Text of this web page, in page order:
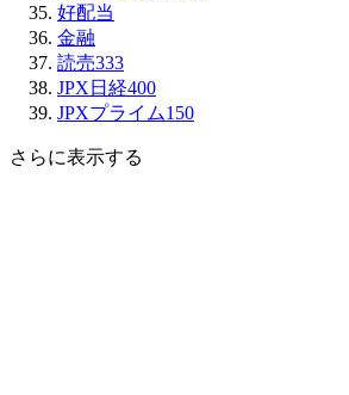
好配当
金融
読売333
JPX日経400
JPXプライム150
さらに表示する